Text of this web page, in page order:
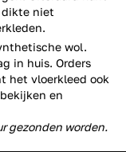
dikte niet
.
wol.
in huis. Orders
het vloerkleed ook
en
gezonden worden.